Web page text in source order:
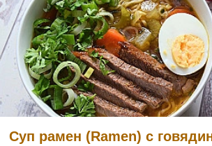
Суп рамен (Ramen) с